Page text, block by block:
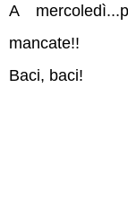
A
mancate!!
Baci, baci!